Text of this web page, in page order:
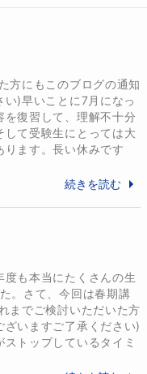
きます。
格を取りたいなど
ことができます。
小学1年の頃からそ
計算力がついて、
た。電卓や表計算
り良いですよ。
方にもこのブログの通知
)早いことに7月になっ
復習して、理解不十分
て受験生にとっては大
ます。長い休みです
続きを読む
も本当にたくさんの生
。さて、今回は春期講
までご検討いただいた方
いますご了承ください)
トップしているタイミ